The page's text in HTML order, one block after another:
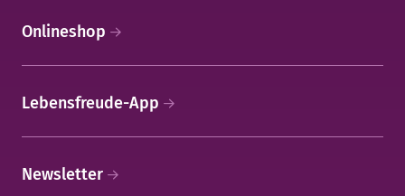
Onlineshop
Lebensfreude-App
Newsletter